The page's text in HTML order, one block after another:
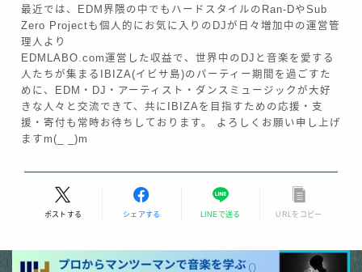
最近では、EDM界隈の中でもハードスタイルのRan-DやSub
Zero Projectも個人的にお気に入りのDJが日々増加中の運営管
理人より
EDMLABO.com運営した収益で、世界中のDJと音楽を愛する
人たちが集まるIBIZA(イビサ島)のパーティー期間を過ごすた
めに、EDM・DJ・アーティスト・ダンスミュージックが大好
きな人々と交流できて、共にIBIZAを目指すための応援・支
援・寄付も常時お待ちしております。 よろしくお願い申し上げ
ますm(_ _)m
ポストする シェアする LINEで送る URLをコピー